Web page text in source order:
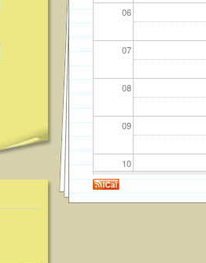
06
07
08
09
10
11